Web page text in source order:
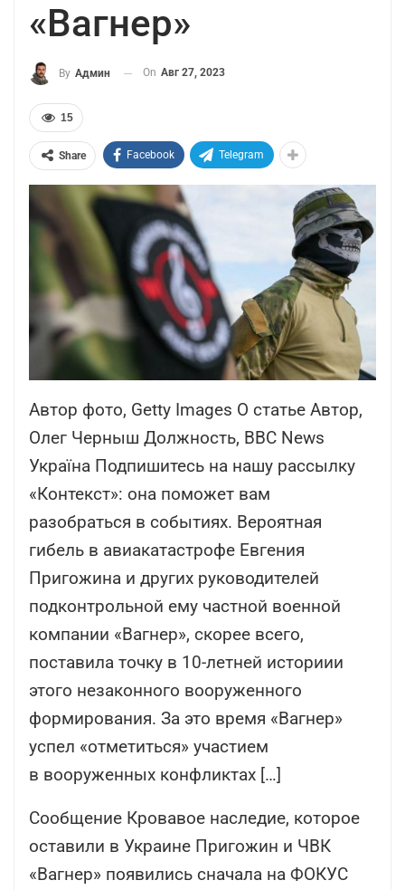
«Вагнер»
By Админ On Авг 27, 2023
15
Share Facebook Telegram
Автор фото, Getty Images О статье Автор,
Олег Черныш Должность, BBC News
Україна Подпишитесь на нашу рассылку
«Контекст»: она поможет вам
разобраться в событиях. Вероятная
гибель в авиакатастрофе Евгения
Пригожина и других руководителей
подконтрольной ему частной военной
компании «Вагнер», скорее всего,
поставила точку в 10-летней историии
этого незаконного вооруженного
формирования. За это время «Вагнер»
успел «отметиться» участием
в вооруженных конфликтах […]
Сообщение Кровавое наследие, которое
оставили в Украине Пригожин и ЧВК
«Вагнер» появились сначала на ФОКУС